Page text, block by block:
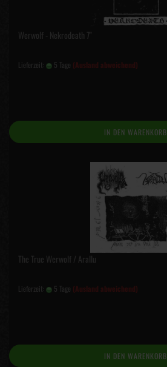
Werwolf - Nekrodeath 7"
Lieferzeit: 5 Tage (Ausland abweichend)
IN DEN WARENKORB
The True Werwolf / Arallu
Lieferzeit: 5 Tage (Ausland abweichend)
IN DEN WARENKORB